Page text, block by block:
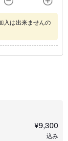
入は出来ませんの
¥9,300
込み